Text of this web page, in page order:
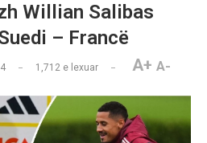
Willian Salibas
– Francë
1,712 e lexuar A+ A-